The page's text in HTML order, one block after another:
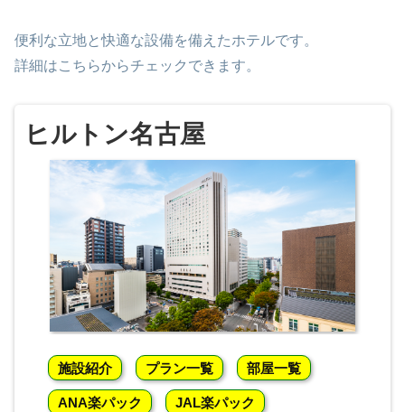
便利な立地と快適な設備を備えたホテルです。
詳細はこちらからチェックできます。
ヒルトン名古屋
施設紹介 プラン一覧 部屋一覧
ANA楽パック JAL楽パック